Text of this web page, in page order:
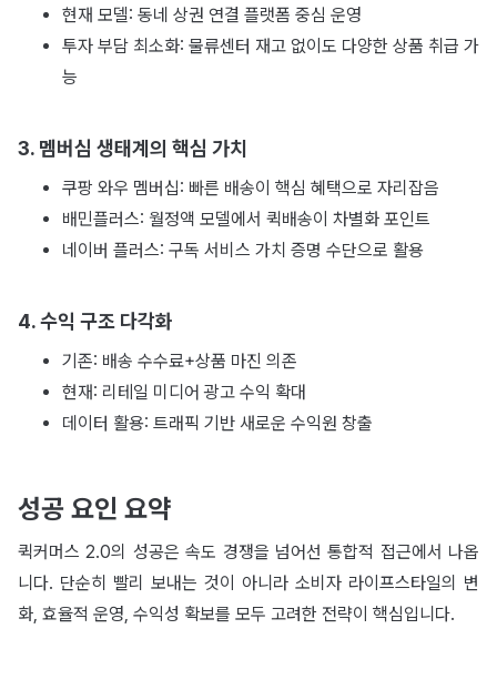
현재 모델: 동네 상권 연결 플랫폼 중심 운영
투자 부담 최소화: 물류센터 재고 없이도 다양한 상품 취급 가
능
3. 멤버심 생태계의 핵심 가치
쿠팡 와우 멤버십: 빠른 배송이 핵심 혜택으로 자리잡음
배민플러스: 월정액 모델에서 퀵배송이 차별화 포인트
네이버 플러스: 구독 서비스 가치 증명 수단으로 활용
4. 수익 구조 다각화
기존: 배송 수수료+상품 마진 의존
현재: 리테일 미디어 광고 수익 확대
데이터 활용: 트래픽 기반 새로운 수익원 창출
성공 요인 요약
퀵커머스 2.0의 성공은 속도 경쟁을 넘어선 통합적 접근에서 나옵
니다. 단순히 빨리 보내는 것이 아니라 소비자 라이프스타일의 변
화, 효율적 운영, 수익성 확보를 모두 고려한 전략이 핵심입니다.